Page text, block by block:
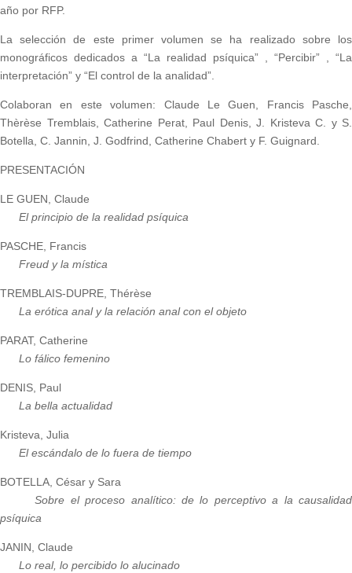
año por RFP.
La selección de este primer volumen se ha realizado sobre los
monográficos dedicados a “La realidad psíquica” , “Percibir” , “La
interpretación” y “El control de la analidad”.
Colaboran en este volumen: Claude Le Guen, Francis Pasche,
Thèrèse Tremblais, Catherine Perat, Paul Denis, J. Kristeva C. y S.
Botella, C. Jannin, J. Godfrind, Catherine Chabert y F. Guignard.
PRESENTACIÓN
LE GUEN, Claude
El principio de la realidad psíquica
PASCHE, Francis
Freud y la mística
TREMBLAIS-DUPRE, Thérèse
La erótica anal y la relación anal con el objeto
PARAT, Catherine
Lo fálico femenino
DENIS, Paul
La bella actualidad
Kristeva, Julia
El escándalo de lo fuera de tiempo
BOTELLA, César y Sara
Sobre el proceso analítico: de lo perceptivo a la causalidad
psíquica
JANIN, Claude
Lo real, lo percibido lo alucinado